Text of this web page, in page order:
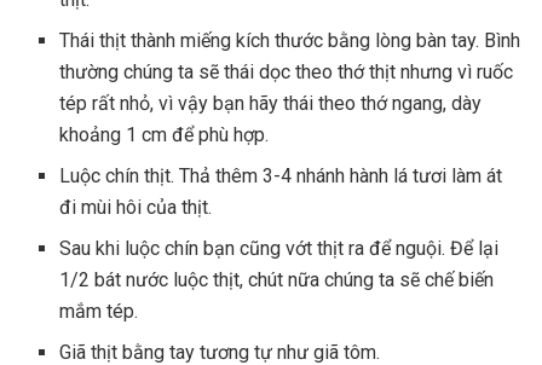
Thái thịt thành miếng kích thước bằng lòng bàn tay. Bình
thường chúng ta sẽ thái dọc theo thớ thịt nhưng vì ruốc
tép rất nhỏ, vì vậy bạn hãy thái theo thớ ngang, dày
khoảng 1 cm để phù hợp.
Luộc chín thịt. Thả thêm 3-4 nhánh hành lá tươi làm át
đi mùi hôi của thịt.
Sau khi luộc chín bạn cũng vớt thịt ra để nguội. Để lại
1/2 bát nước luộc thịt, chút nữa chúng ta sẽ chế biến
mắm tép.
Giã thịt bằng tay tương tự như giã tôm.